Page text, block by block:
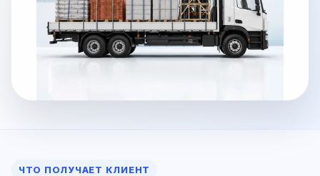
ЧТО ПОЛУЧАЕТ КЛИЕНТ